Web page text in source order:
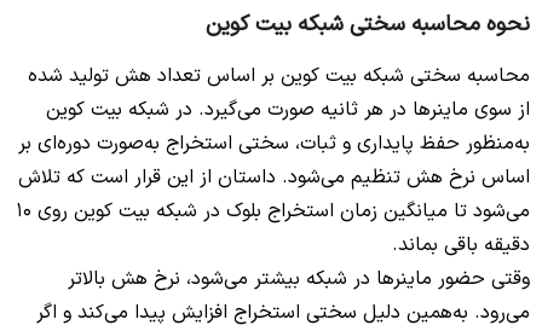
نحوه محاسبه سختی شبکه بیت کوین
محاسبه سختی شبکه بیت کوین بر اساس تعداد هش تولید شده
از سوی ماینرها در هر ثانیه صورت می‌گیرد. در شبکه بیت کوین
به‌منظور حفظ پایداری و ثبات، سختی استخراج به‌صورت دوره‌ای بر
اساس نرخ هش تنظیم می‌شود. داستان از این قرار است که تلاش
می‌شود تا میانگین زمان استخراج بلوک در شبکه بیت کوین روی 10
دقیقه باقی بماند.
وقتی حضور ماینرها در شبکه بیشتر می‌شود، نرخ هش بالاتر
می‌رود. به‌همین دلیل سختی استخراج افزایش پیدا می‌کند و اگر